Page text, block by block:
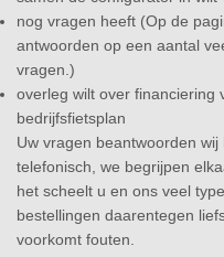
nog vragen heeft (Op de
antwoorden op een aantal
vragen.)
overleg wilt over financiering
bedrijfsfietsplan
Uw vragen beantwoorden wij
telefonisch, we begrijpen
het scheelt u en ons veel
bestellingen daarentegen
voorkomt fouten.